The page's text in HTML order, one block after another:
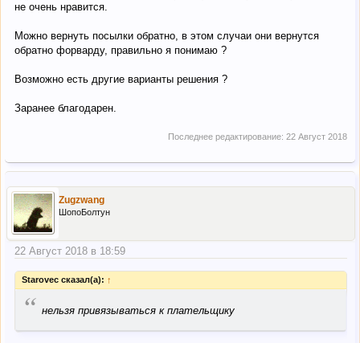
не очень нравится.
Можно вернуть посылки обратно, в этом случаи они вернутся
обратно форварду, правильно я понимаю ?
Возможно есть другие варианты решения ?
Заранее благодарен.
Последнее редактирование: 22 Август 2018
Zugzwang
ШопоБолтун
22 Август 2018 в 18:59
Starovec сказал(а): ↑
“ нельзя привязываться к плательщику